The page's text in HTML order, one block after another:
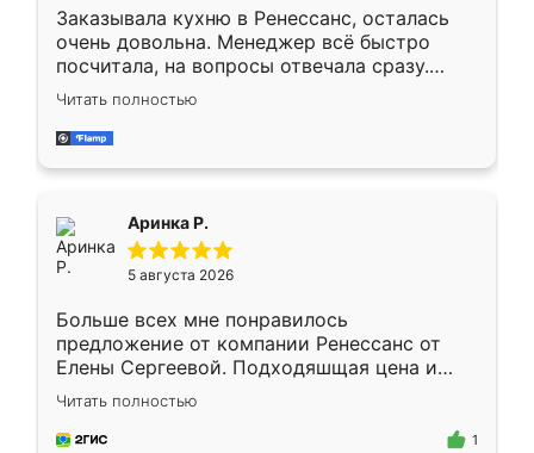
Заказывала кухню в Ренессанс, осталась
очень довольна. Менеджер всё быстро
посчитала, на вопросы отвечала сразу.
Замерщик приехал в субботу, подошёл к
делу со всей ответственностью. Собрали
за день, ребята работали аккуратно, даже
Читать полностью
Аринка Р.
5 августа 2026
Больше всех мне понравилось
предложение от компании Ренессанс от
Елены Сергеевой. Подходяшщая цена и
короткие сроки изготовления. Приехавший
для замера сотрудник Владислав
предложил по моему эскизу самый
Читать полностью
1